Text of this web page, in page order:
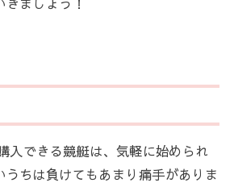
入できる競艇は、気軽に始められ
うちは負けてもあまり痛手がありま